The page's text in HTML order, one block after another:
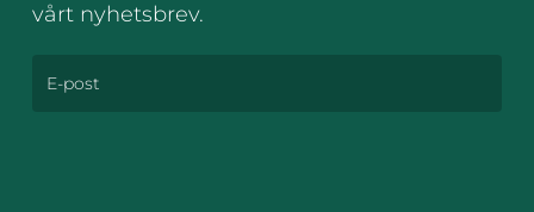
vårt nyhetsbrev.